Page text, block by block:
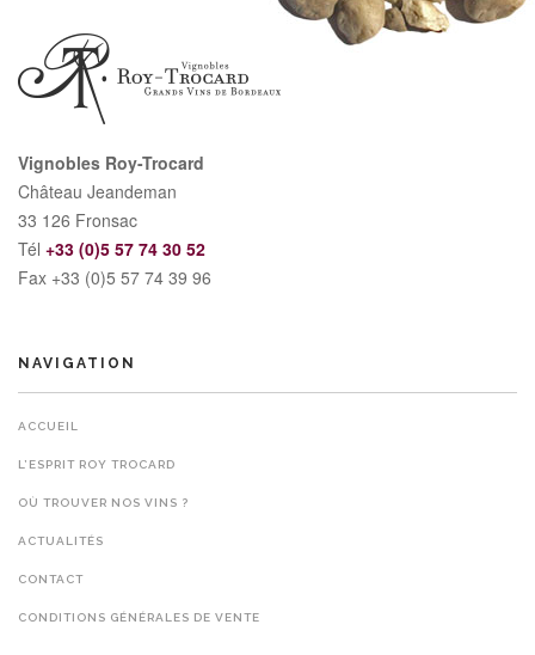
Vignobles Roy-Trocard
Château Jeandeman
33 126 Fronsac
Tél +33 (0)5 57 74 30 52
Fax +33 (0)5 57 74 39 96
NAVIGATION
ACCUEIL
L’ESPRIT ROY TROCARD
OÙ TROUVER NOS VINS ?
ACTUALITÉS
CONTACT
CONDITIONS GÉNÉRALES DE VENTE